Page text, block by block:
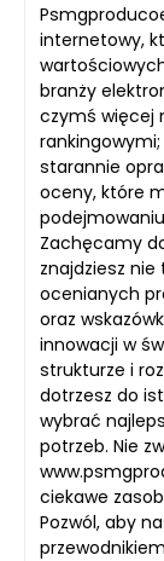
internetowy,
branży
czymś więcej
starannie
oceny, które
Zachęcamy
znajdziesz
ocenianych
oraz
innowacji w
strukturze i
dotrzesz do
wybrać
potrzeb. Nie
ciekawe
Pozwól, aby